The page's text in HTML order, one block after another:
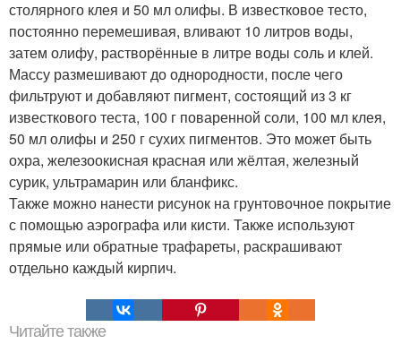
столярного клея и 50 мл олифы. В известковое тесто,
постоянно перемешивая, вливают 10 литров воды,
затем олифу, растворённые в литре воды соль и клей.
Массу размешивают до однородности, после чего
фильтруют и добавляют пигмент, состоящий из 3 кг
известкового теста, 100 г поваренной соли, 100 мл клея,
50 мл олифы и 250 г сухих пигментов. Это может быть
охра, железоокисная красная или жёлтая, железный
сурик, ультрамарин или бланфикс.
Также можно нанести рисунок на грунтовочное покрытие
с помощью аэрографа или кисти. Также используют
прямые или обратные трафареты, раскрашивают
отдельно каждый кирпич.
Читайте также